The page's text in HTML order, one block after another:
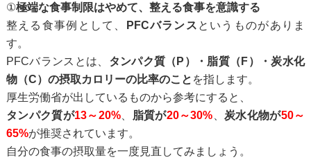
①極端な食事制限はやめて、整える食事を意識する
整える食事例として、
PFCバランス というものがありま
す。
PFCバランスとは、 タンパク質（P）・脂質（F）・炭水化
物（C）の摂取カロリーの比率のこと を指します。
厚生労働省が出しているものから参考にすると、
タンパク質が13～20%、 脂質が20～30% 、炭水化物が50～
65%が推奨されています。
自分の食事の摂取量を一度見直してみましょう。